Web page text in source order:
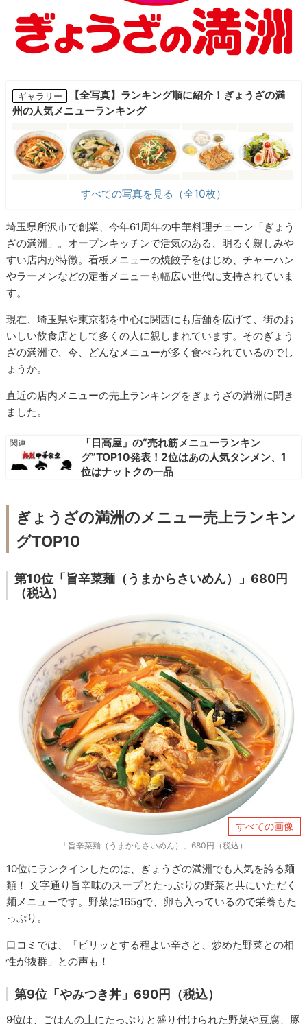
ギャラリー
【全写真】ランキング順に紹介！ぎょうざの満
州の人気メニューランキング
すべての写真を見る（全10枚）
埼玉県所沢市で創業、今年61周年の中華料理チェーン「ぎょう
ざの満洲」。オープンキッチンで活気のある、明るく親しみや
すい店内が特徴。看板メニューの焼餃子をはじめ、チャーハン
やラーメンなどの定番メニューも幅広い世代に支持されていま
す。
現在、埼玉県や東京都を中心に関西にも店舗を広げて、街のお
いしい飲食店として多くの人に親しまれています。そのぎょう
ざの満洲で、今、どんなメニューが多く食べられているのでし
ょうか。
直近の店内メニューの売上ランキングをぎょうざの満洲に聞き
ました。
「日高屋」の“売れ筋メニューランキン
グ”TOP10発表！2位はあの人気タンメン、1
位はナットクの一品
ぎょうざの満洲のメニュー売上ランキン
グTOP10
第10位「旨辛菜麺（うまからさいめん）」680円
（税込）
すべての画像
「旨辛菜麺（うまからさいめん）」680円（税込）
10位にランクインしたのは、ぎょうざの満洲でも人気を誇る麺
類！ 文字通り旨辛味のスープとたっぷりの野菜と共にいただく
麺メニューです。野菜は165gで、卵も入っているので栄養もた
っぷり。
口コミでは、「ピリッとする程よい辛さと、炒めた野菜との相
性が抜群」との声も！
第9位「やみつき丼」690円（税込）
9位は、ごはんの上にたっぷりと盛り付けられた野菜や豆腐、豚